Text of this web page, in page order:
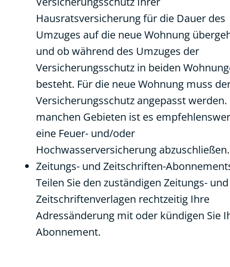
Hausratsversicherung für die Dauer des
Umzuges auf die neue Wohnung
und ob während des Umzuges der
Versicherungsschutz in beiden
besteht. Für die neue Wohnung muss
Versicherungsschutz angepasst werden.
manchen Gebieten ist es
eine Feuer- und/oder
Hochwasserversicherung abzuschließen.
Zeitungs- und Zeitschriften-
Teilen Sie den zuständigen Zeitungs- und
Zeitschriftenverlagen rechtzeitig Ihre
Adressänderung mit oder kündigen Sie
Abonnement.